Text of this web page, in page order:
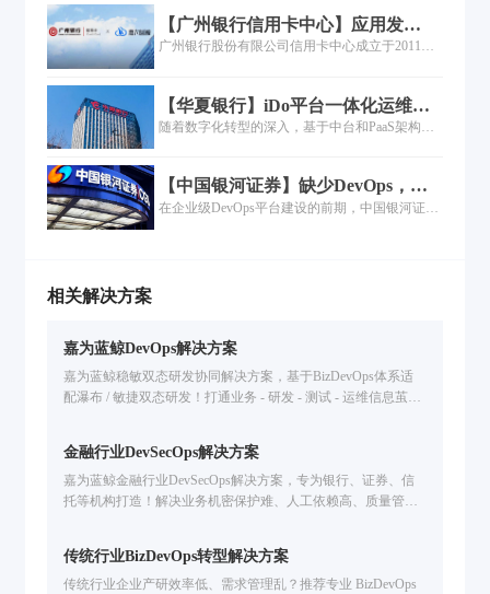
的基础。
段的业务发展需求，因此贵州农信积极寻求解决
方案，去改善乃至扭转当前数字金融业务交付困
【广州银行信用卡中心】应用发
布“快”且“稳”，5分钟实现一键发
广州银行股份有限公司信用卡中心成立于2011
等板块，拥有从金融产品研发至销售及后期风险
控制、客户服务完整业务链条......
【华夏银行】iDo平台一体化运维的
落地过程
随着数字化转型的深入，基于中台和PaaS架构的
进行中台化整合、工具场景如何联动，是个复杂
而庞大的工程......
【中国银河证券】缺少DevOps，企
业数字化转型就是带着脚镣跳舞
在企业级DevOps平台建设的前期，中国银河证券
相关解决方案
嘉为蓝鲸DevOps解决方案
嘉为蓝鲸稳敏双态研发协同解决方案，基于BizDevOps体系适
配瀑布 / 敏捷双态研发！打通业务 - 研发 - 测试 - 运维信息茧
金融行业DevSecOps解决方案
嘉为蓝鲸金融行业DevSecOps解决方案，专为银行、证券、信
托等机构打造！解决业务机密保护难、人工依赖高、质量管控
字资产安全
传统行业BizDevOps转型解决方案
传统行业企业产研效率低、需求管理乱？推荐专业 BizDevOps